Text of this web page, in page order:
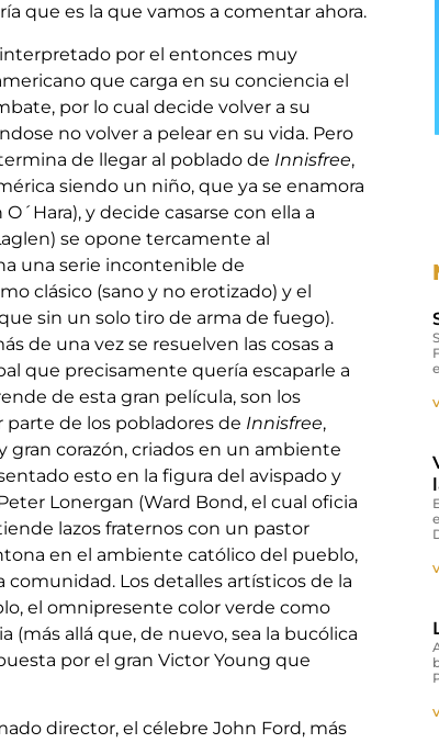
que es la que vamos a comentar ahora.
por el entonces muy
que carga en su conciencia el
por lo cual decide volver a su
no volver a pelear en su vida. Pero
de llegar al poblado de Innisfree,
siendo un niño, que ya se enamora
y decide casarse con ella a
se opone tercamente al
una serie incontenible de
clásico (sano y no erotizado) y el
sin un solo tiro de arma de fuego).
de una vez se resuelven las cosas a
que precisamente quería escaparle a
de esta gran película, son los
parte de los pobladores de Innisfree,
gran corazón, criados en un ambiente
esto en la figura del avispado y
Lonergan (Ward Bond, el cual oficia
lazos fraternos con un pastor
en el ambiente católico del pueblo,
Los detalles artísticos de la
el omnipresente color verde como
(más allá que, de nuevo, sea la bucólica
por el gran Victor Young que
director, el célebre John Ford, más